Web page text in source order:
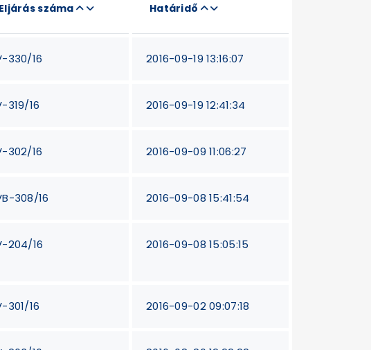
Eljárás száma Határidő
330/16 2016-09-19 13:16:07
319/16 2016-09-19 12:41:34
302/16 2016-09-09 11:06:27
308/16 2016-09-08 15:41:54
204/16 2016-09-08 15:05:15
301/16 2016-09-02 09:07:18